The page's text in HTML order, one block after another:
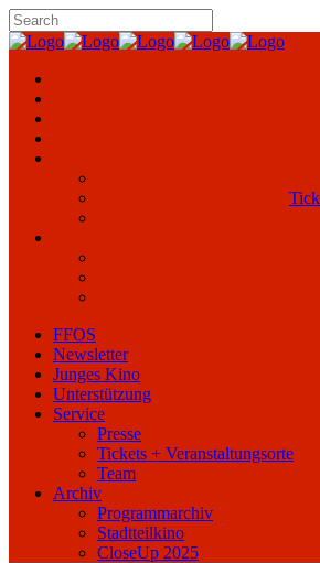
FFOS
Newsletter
Junges Kino
Unterstützung
Service
Presse
Tickets + Veranstaltungsorte
Team
Archiv
Programmarchiv
Stadtteilkino
CloseUp 2025